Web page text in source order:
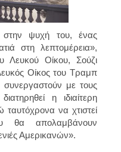
ψυχή του, ένας
στη λεπτομέρεια»,
Οίκου, Σούζι
Οίκος του Τραμπ
συνεργαστούν με τους
η ιδιαίτερη
ταυτόχρονα να χτιστεί
θα απολαμβάνουν
Αμερικανών».